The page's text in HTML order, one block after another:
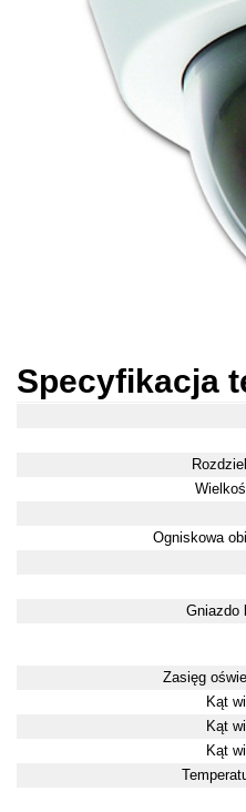
Specyfikacja
Ogniskowa
Gniazdo
Zasięg
Kąt
Kąt
Kąt